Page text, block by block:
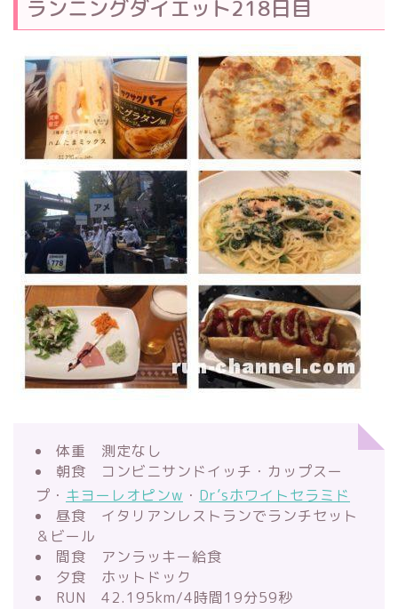
ランニングダイエット218日目
体重 測定なし
朝食 コンビニサンドイッチ・カップスー
プ・ キヨーレオピンw ・ Dr’sホワイトセラミド
昼食 イタリアンレストランでランチセット
＆ビール
間食 アンラッキー給食
夕食 ホットドック
RUN 42.195km/4時間19分59秒